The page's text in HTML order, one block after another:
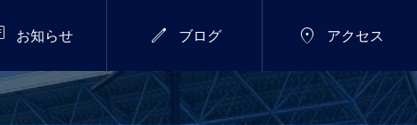
お知らせ  ブログ  アクセス
7/18(土)～26(日)